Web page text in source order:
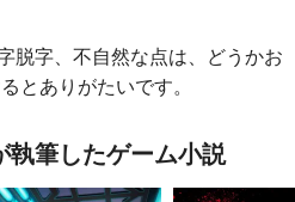
脱字、不自然な点は、どうかお
とありがたいです。
執筆したゲーム小説